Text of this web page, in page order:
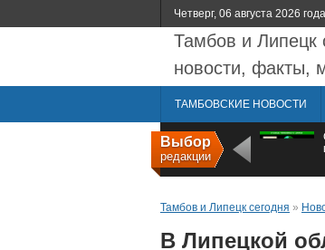
Четверг, 06 августа 2026 года
Тамбов и Липецк
новости, факты,
ТАМБОВСКИЕ НОВОСТИ
Выбор
редакции
Тамбов и Липецк сегодня »
В Липецкой